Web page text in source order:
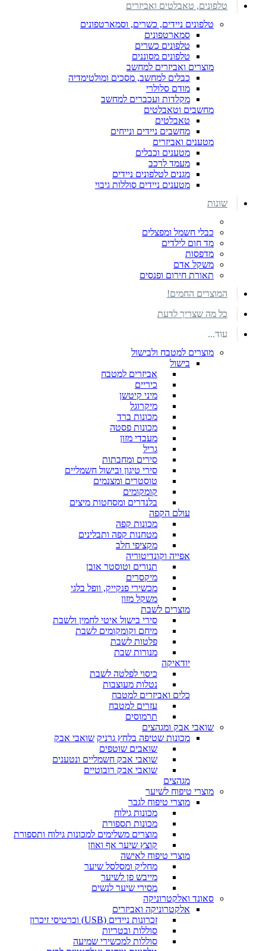
טלפונים, טאבלטים ואביזרים
טלפונים ניידים, כשרים, וסמארטפונים
סמארטפונים
טלפונים כשרים
טלפונים מסוננים
מוצרים ואביזרים למחשב
כבלים למחשב, מסכים ומולטימדיה
מודם סלולרי
מקלדות ועכברים למחשב
מחשבים וטאבלטים
טאבלטים
מחשבים ניידים ונייחים
מטענים ואביזרים
מטענים וכבלים
מעמד לרכב
מגנים לטלפונים ניידים
מטענים ניידים סוללות גיבוי
שונות
כבלי חשמל ומפצלים
מד חום לילדים
מדפסות
משקל אדם
תאורת חירום ופנסים
המוצרים החמים!
כל מה שצריך לדעת
עוד...
מוצרים למטבח ולבישול
בישול
אביזרים למטבח
כיריים
מיני קיטשן
מיקרוגל
מכונות ברד
מכונות פסטה
מעבדי מזון
גריל
סירים ומחבתות
סירי טיגון ובישול חשמליים
טוסטרים ומצנמים
קומקומים
בלנדרים ומסחטות מיצים
עולם הקפה
מכונות קפה
מטחנות קפה ותבלינים
מקציפי חלב
אפייה וקונדיטוריה
תנורים וטוסטר אובן
מיקסרים
מכשירי פנקייק, וופל בלגי
משקל מזון
מוצרים לשבת
סירי בישול איטי לחמין ולשבת
מיחם וקומקומים לשבת
פלטות לשבת
מנורות שבת
יודאיקה
כיסוי לפלטה לשבת
נטלות מעוצבות
כלים ואביזרים למטבח
עזרים למטבח
תרמוסים
שואבי אבק ומגהצים
מכונות שטיפה בלחץ גרניק שואבי אבק
שואבים שוטפים
שואבי אבק חשמליים ונטענים
שואבי אבק רובוטיים
מגהצים
מוצרי טיפוח לשיער
מוצרי טיפוח לגבר
מכונות גילוח
מכונות תספורת
מוצרים משלימים למכונות גילוח ותספורת
קוצץ שיער אף ואוזן
מוצרי טיפוח לאישה
מחליק ומסלסל שיער
מייבש פן לשיער
מסירי שיער לנשים
סאונד ואלקטרוניקה
אלקטרוניקה ואביזרים
זכרונות ניידים (USB) וכרטיסי זיכרון
סוללות ובטריות
סוללות למכשירי שמיעה